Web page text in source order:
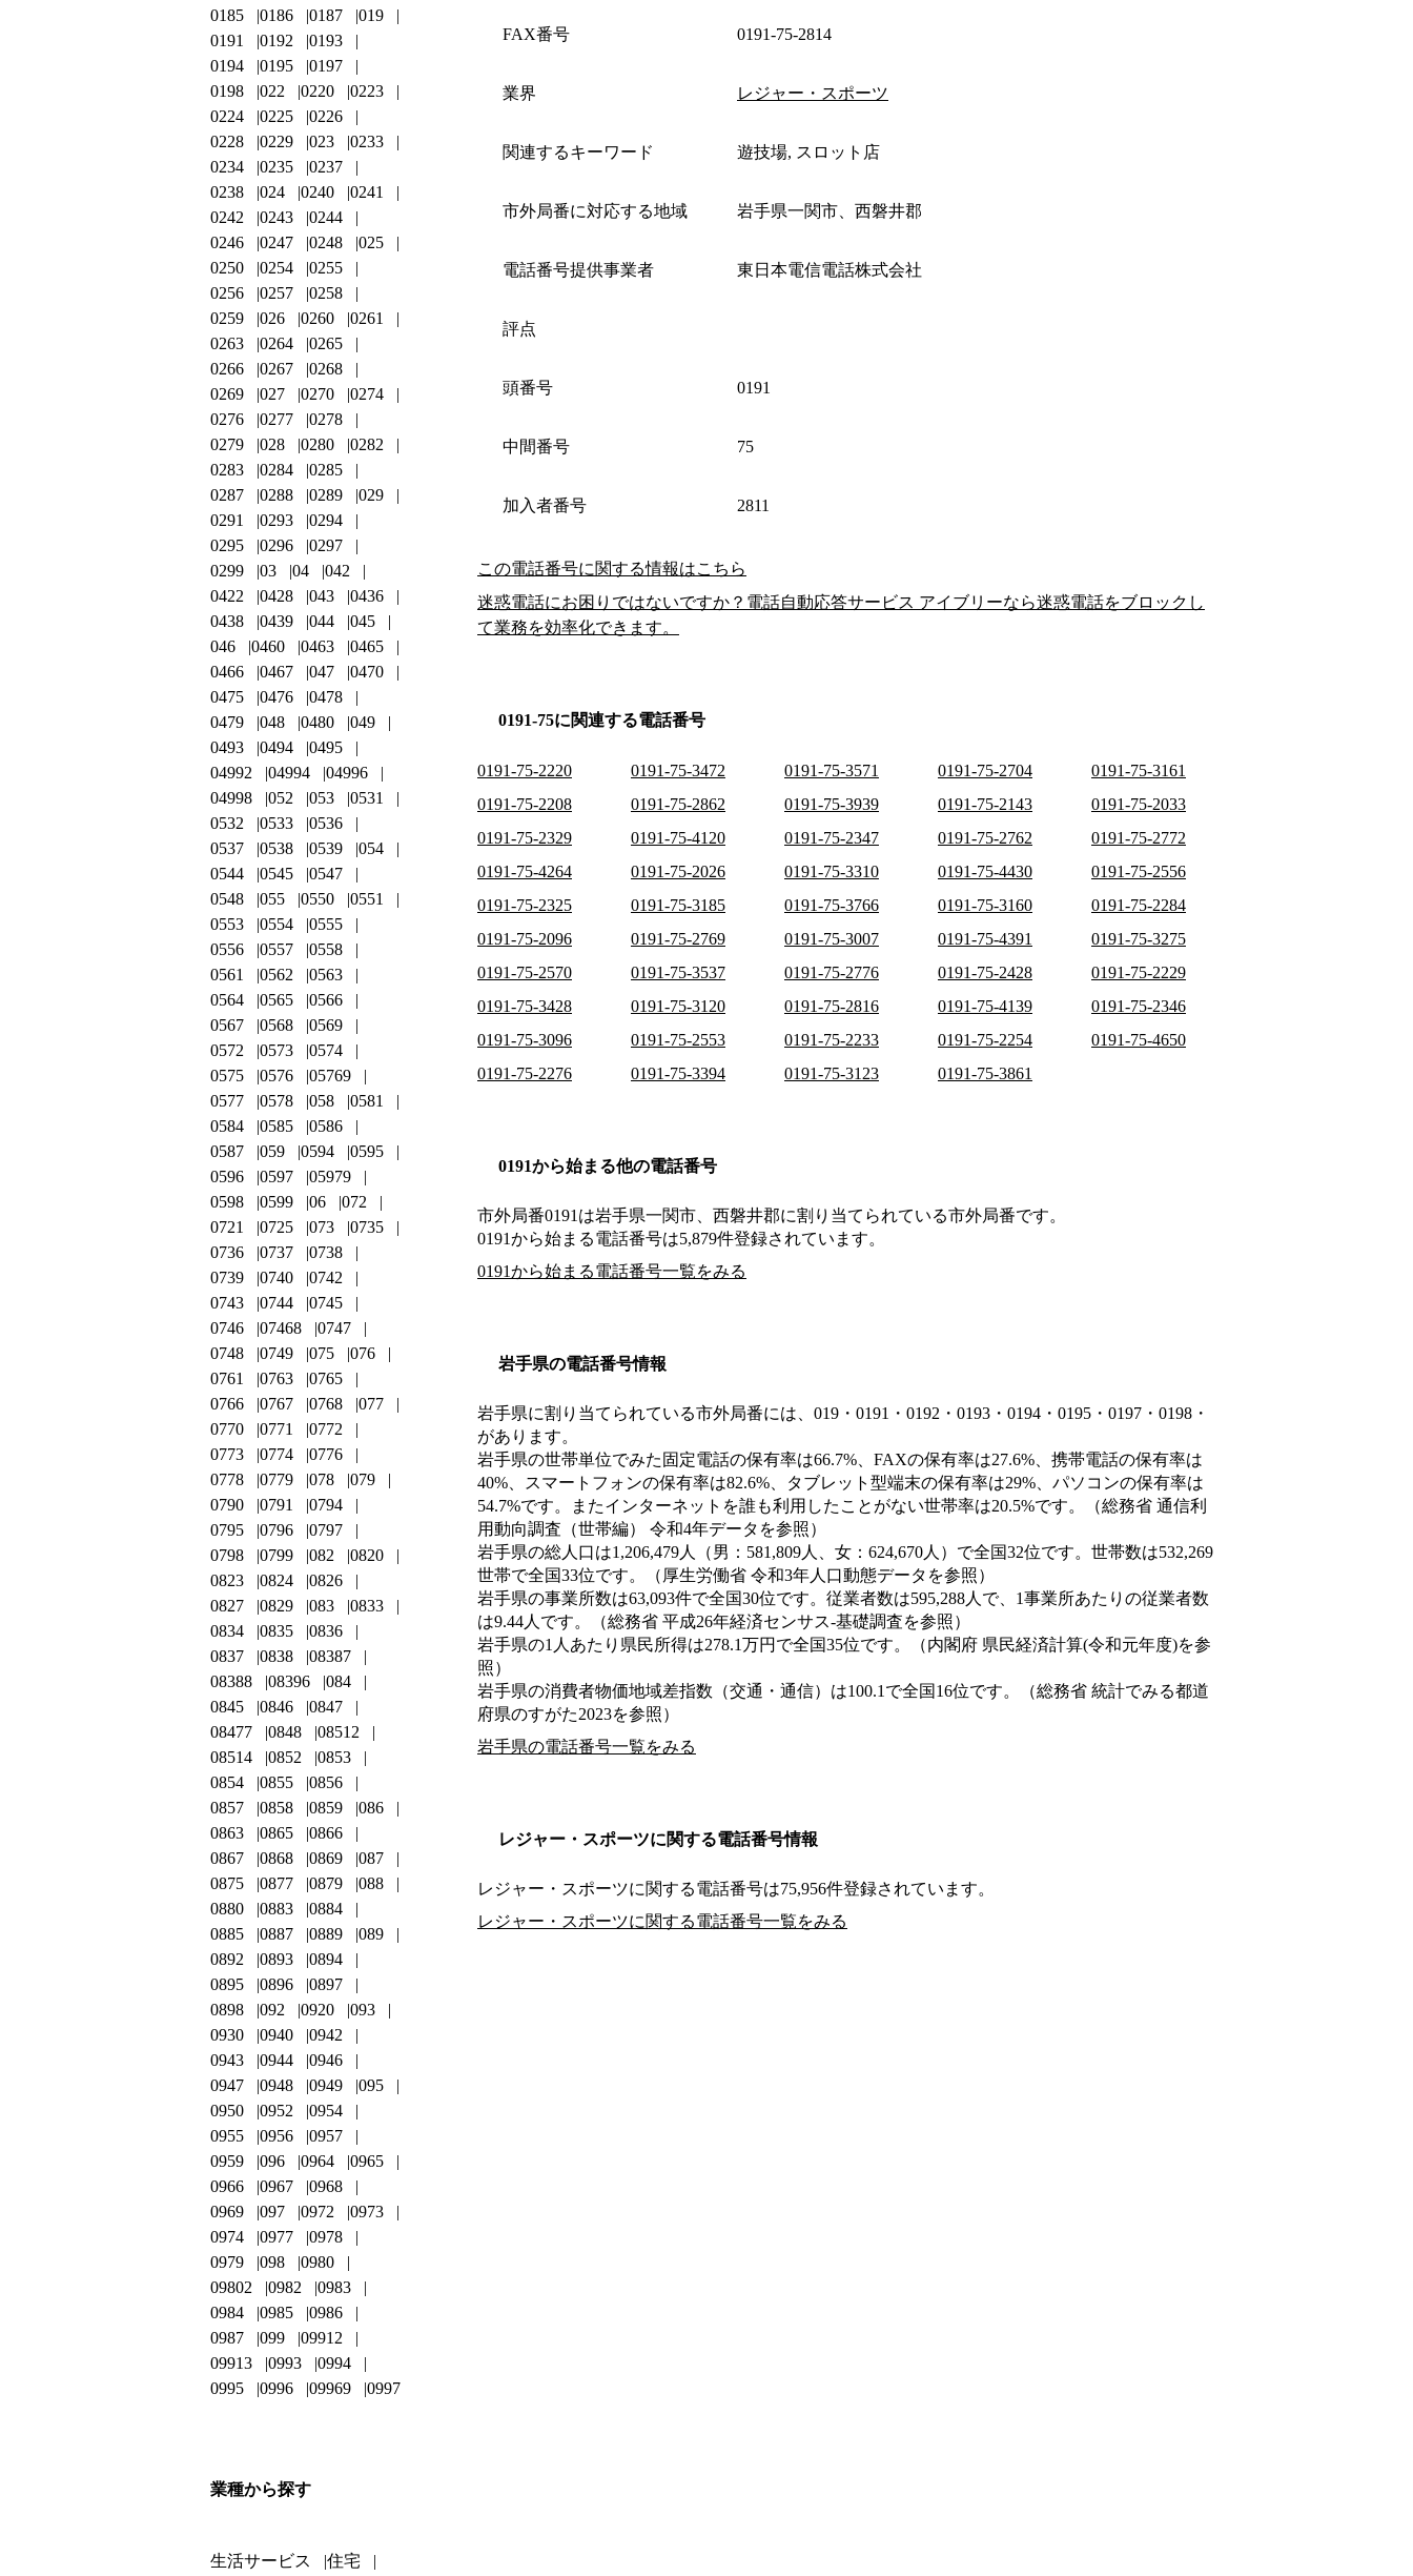
FAX番号 0191-75-2814
業界 レジャー・スポーツ
関連するキーワード 遊技場, スロット店
市外局番に対応する地域 岩手県一関市、西磐井郡
電話番号提供事業者 東日本電信電話株式会社
評点
頭番号 0191
中間番号 75
加入者番号 2811
この電話番号に関する情報はこちら
迷惑電話にお困りではないですか？電話自動応答サービス アイブリーなら迷惑電話をブロックし
て業務を効率化できます。
0191-75に関連する電話番号
0191-75-2220 0191-75-3472 0191-75-3571 0191-75-2704
0191-75-3161
0191-75-2208
0191-75-2862 0191-75-3939 0191-75-2143
0191-75-2033
0191-75-2329
0191-75-4120 0191-75-2347 0191-75-2762
0191-75-2772
0191-75-4264
0191-75-2026 0191-75-3310 0191-75-4430
0191-75-2556
0191-75-2325
0191-75-3185 0191-75-3766 0191-75-3160
0191-75-2284
0191-75-2096
0191-75-2769 0191-75-3007 0191-75-4391
0191-75-3275
0191-75-2570
0191-75-3537 0191-75-2776 0191-75-2428
0191-75-2229
0191-75-3428
0191-75-3120 0191-75-2816 0191-75-4139
0191-75-2346
0191-75-3096
0191-75-2553 0191-75-2233 0191-75-2254
0191-75-4650
0191-75-2276
0191-75-3394 0191-75-3123 0191-75-3861
0191から始まる他の電話番号
市外局番0191 は岩手県一関市、西磐井郡に割り当てられている市外局番です。
0191から始まる電話番号は5,879件登録されています。
0191から始まる電話番号一覧をみる
岩手県の電話番号情報
岩手県に割り当てられている市外局番には、019・0191・0192・0193・0194・0195・0197・0198・
があります。
岩手県の世帯単位でみた固定電話の保有率は66.7%、FAXの保有率は27.6%、携帯電話の保有率は
40%、スマートフォンの保有率は82.6%、タブレット型端末の保有率は29%、パソコンの保有率は
54.7%です。またインターネットを誰も利用したことがない世帯率は20.5%です。（総務省 通信利
用動向調査（世帯編） 令和4年データを参照）
岩手県の総人口は1,206,479人（男：581,809人、女：624,670人）で全国32位です。世帯数は532,269
世帯で全国33位です。（厚生労働省 令和3年人口動態データを参照）
岩手県の事業所数は63,093件で全国30位です。従業者数は595,288人で、1事業所あたりの従業者数
は9.44人です。（総務省 平成26年経済センサス‐基礎調査を参照）
岩手県の1人あたり県民所得は278.1万円で全国35位です。（内閣府 県民経済計算(令和元年度)を参
照）
岩手県の消費者物価地域差指数（交通・通信）は100.1で全国16位です。（総務省 統計でみる都道
府県のすがた2023を参照）
岩手県の電話番号一覧をみる
レジャー・スポーツに関する電話番号情報
レジャー・スポーツに関する電話番号は75,956件登録されています。
レジャー・スポーツに関する電話番号一覧をみる
0185
0186 0187
019
0191
0192
0193
0194
0195
0197
0198
022 0220
0223
0224
0225
0226
0228
0229 023
0233
0234
0235
0237
0238
024 0240
0241
0242
0243
0244
0246
0247 0248
025
0250
0254
0255
0256
0257
0258
0259
026 0260
0261
0263
0264
0265
0266
0267
0268
0269
027 0270
0274
0276
0277
0278
0279
028 0280
0282
0283
0284
0285
0287
0288 0289
029
0291
0293
0294
0295
0296
0297
0299
03 04
042
0422
0428 043
0436
0438
0439 044
045
046
0460 0463
0465
0466
0467 047
0470
0475
0476
0478
0479
048 0480
049
0493
0494
0495
04992
04994
04996
04998
052 053
0531
0532
0533
0536
0537
0538 0539
054
0544
0545
0547
0548
055 0550
0551
0553
0554
0555
0556
0557
0558
0561
0562
0563
0564
0565
0566
0567
0568
0569
0572
0573
0574
0575
0576
05769
0577
0578 058
0581
0584
0585
0586
0587
059 0594
0595
0596
0597
05979
0598
0599 06
072
0721
0725 073
0735
0736
0737
0738
0739
0740
0742
0743
0744
0745
0746
07468
0747
0748
0749 075
076
0761
0763
0765
0766
0767 0768
077
0770
0771
0772
0773
0774
0776
0778
0779 078
079
0790
0791
0794
0795
0796
0797
0798
0799 082
0820
0823
0824
0826
0827
0829 083
0833
0834
0835
0836
0837
0838
08387
08388
08396
084
0845
0846
0847
08477
0848
08512
08514
0852
0853
0854
0855
0856
0857
0858 0859
086
0863
0865
0866
0867
0868 0869
087
0875
0877 0879
088
0880
0883
0884
0885
0887 0889
089
0892
0893
0894
0895
0896
0897
0898
092 0920
093
0930
0940
0942
0943
0944
0946
0947
0948 0949
095
0950
0952
0954
0955
0956
0957
0959
096 0964
0965
0966
0967
0968
0969
097 0972
0973
0974
0977
0978
0979
098
0980
09802
0982
0983
0984
0985
0986
0987
099
09912
09913
0993
0994
0995
0996 09969 0997
業種から探す
生活サービス 住宅